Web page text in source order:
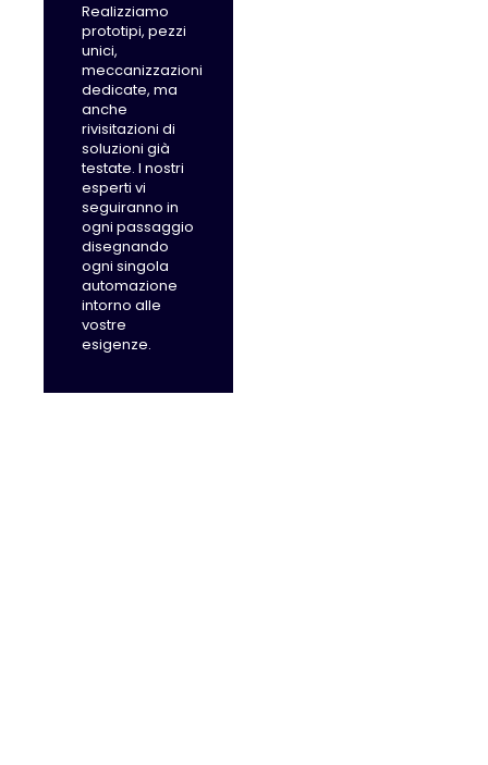
Realizziamo
prototipi, pezzi
unici,
meccanizzazioni
dedicate, ma
anche
rivisitazioni di
soluzioni già
testate. I nostri
esperti vi
seguiranno in
ogni passaggio
disegnando
ogni singola
automazione
intorno alle
vostre
esigenze.